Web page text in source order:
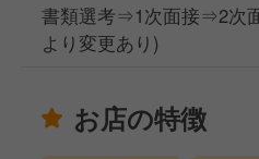
書類選考⇒1次面接⇒2次
より変更あり)
お店の特徴